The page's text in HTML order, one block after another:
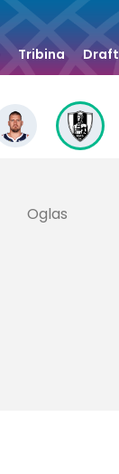
Tribina Draft